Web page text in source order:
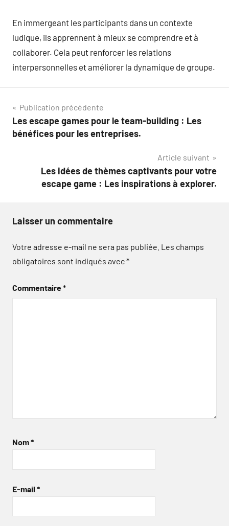
En immergeant les participants dans un contexte
ludique, ils apprennent à mieux se comprendre et à
collaborer. Cela peut renforcer les relations
interpersonnelles et améliorer la dynamique de groupe.
Navigation
de
Publication précédente
Les escape games pour le team-building : Les
bénéfices pour les entreprises.
Article suivant
Les idées de thèmes captivants pour votre
escape game : Les inspirations à explorer.
Laisser un commentaire
Votre adresse e-mail ne sera pas publiée. Les champs
obligatoires sont indiqués avec*
Commentaire*
Nom*
E-mail *